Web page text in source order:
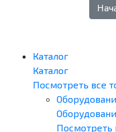
Каталог
Каталог
Посмотреть все
Посмотреть